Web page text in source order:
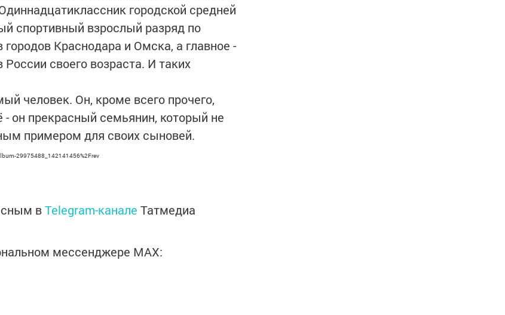
городской средней
спортивный взрослый разряд по
Краснодара и Омска, а главное -
своего возраста. И таких
человек. Он, кроме всего прочего,
он прекрасный семьянин, который не
примером для своих сыновей.
29975488_142141456%2Frev
вTelegram-канале Татмедиа
мессенджере MАХ: